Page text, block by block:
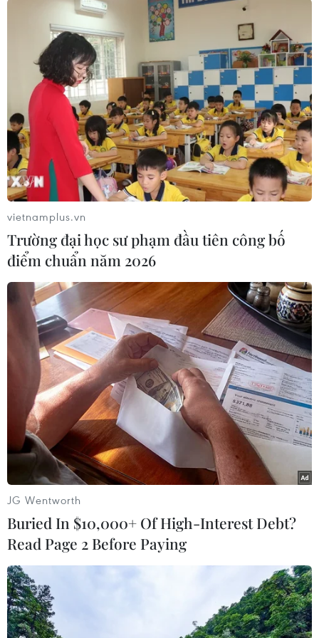
#COVID-19 #Virus SARS-CoV-2
#Ca tử vong
#Làn sóng dịch
Nga
Theo dõi VietnamPlus
TIN LIÊN QUAN
vietnamplus.vn
Trường đại học sư phạm đầu tiên công bố
điểm chuẩn năm 2026
JG Wentworth
Buried In $10,000+ Of High-Interest Debt?
Read Page 2 Before Paying